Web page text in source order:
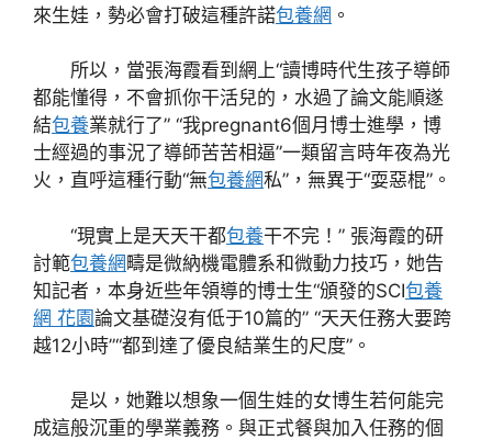
來生娃，勢必會打破這種許諾包養網 。
所以，當張海霞看到網上“讀博時代生孩子導師
都能懂得，不會抓你干活兒的，水過了論文能順遂
結包養業就行了” “我pregnant6個月博士進學，博
士經過的事況了導師苦苦相逼”一類留言時年夜為光
火，直呼這種行動“無包養網私”，無異于“耍惡棍”。
“現實上是天天干都包養干不完！” 張海霞的研
討範包養網疇是微納機電體系和微動力技巧，她告
知記者，本身近些年領導的博士生“頒發的SCI包養
網 花園論文基礎沒有低于10篇的” “天天任務大要跨
越12小時”“都到達了優良結業生的尺度”。
是以，她難以想象一個生娃的女博生若何能完
成這般沉重的學業義務。與正式餐與加入任務的個